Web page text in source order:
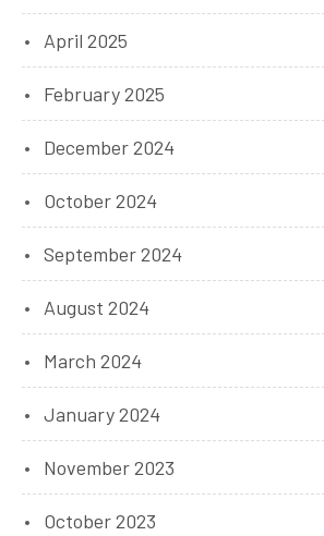
April 2025
February 2025
December 2024
October 2024
September 2024
August 2024
March 2024
January 2024
November 2023
October 2023